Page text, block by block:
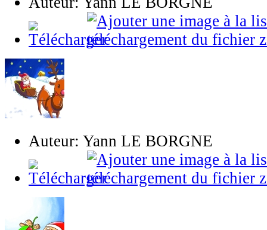
Auteur: Yann LE BORGNE